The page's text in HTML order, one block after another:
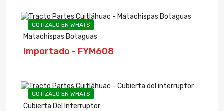
COTÍZALO EN WHATS
Matachispas Botaguas
Importado - FYM608
COTÍZALO EN WHATS
Cubierta Del Interruptor